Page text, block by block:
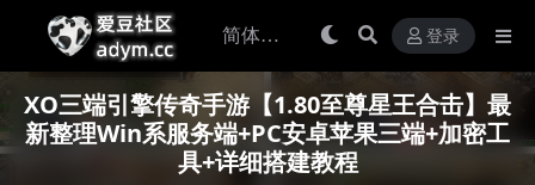
登录
XO三端引擎传奇手游【1.80至尊星王合击】最
新整理Win系服务端+PC安卓苹果三端+加密工
具+详细搭建教程